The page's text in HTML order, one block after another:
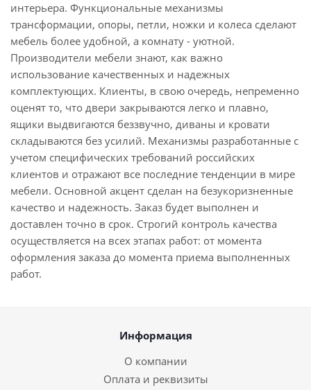
интерьера. Функциональные механизмы
трансформации, опоры, петли, ножки и колеса сделают
мебель более удобной, а комнату - уютной.
Производители мебели знают, как важно
использование качественных и надежных
комплектующих. Клиенты, в свою очередь, непременно
оценят то, что двери закрываются легко и плавно,
ящики выдвигаются беззвучно, диваны и кровати
складываются без усилий. Механизмы разработанные с
учетом специфических требований российских
клиентов и отражают все последние тенденции в мире
мебели. Основной акцент сделан на безукоризненные
качество и надежность. Заказ будет выполнен и
доставлен точно в срок. Строгий контроль качества
осуществляется на всех этапах работ: от момента
оформления заказа до момента приема выполненных
работ.
Информация
О компании
Оплата и реквизиты